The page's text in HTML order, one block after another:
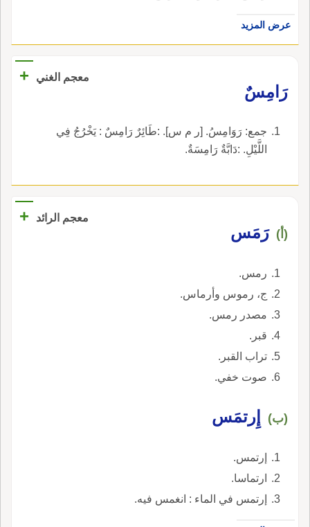
عرض المزيد
معجم الغني
+
رَامِسٌ
جمع: رَوَامِسُ. [ر م س]. :طَائِرٌ رَامِسٌ : يَخْرُجُ فِي
اللَّيْلِ. :دَابَّةٌ رَامِسَةٌ.
معجم الرائد +
(أ) رَمَس
رمس.
ج، رموس وأرماس.
مصدر رمس.
قبر.
تراب القبر.
صوت خفي.
(ب) إِرتمَس
إرتمس.
ارتماسا.
إرتمس في الماء : انغمس فيه.